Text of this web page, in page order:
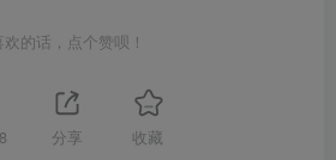
欢的话，点个赞呗！
8 分享 收藏